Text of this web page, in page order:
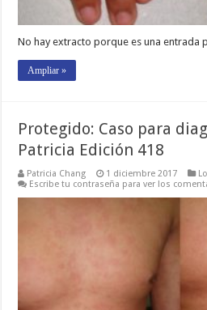
No hay extracto porque es una entrada
Ampliar »
Protegido: Caso para
Patricia Edición 418
Patricia Chang 1 diciembre 2017
Escribe tu contraseña para ver los